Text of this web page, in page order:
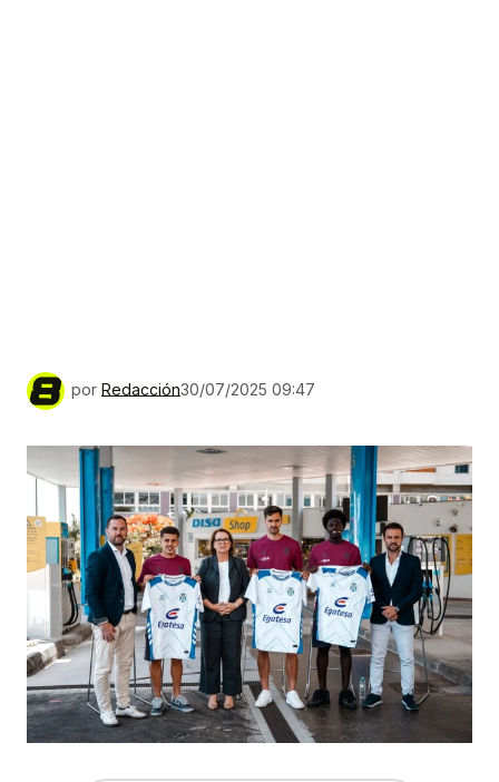
por Redacción30/07/2025 09:47